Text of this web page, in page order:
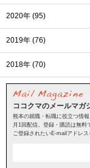
2020年 (95)
2019年 (76)
2018年 (70)
ココクマのメールマガ
熊本の就職・転職に役立つ情報
月1回配信。登録・購読は無料
ご登録されたいE-mailアドレ